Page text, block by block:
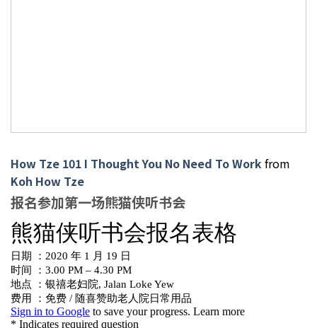
How Tze 101 I Thought You No Need To Workfrom
Koh How Tze
报名参加第一场熊猫侠听书会